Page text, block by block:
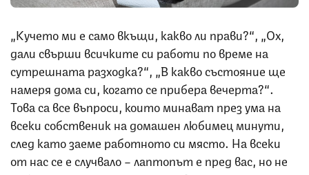
„Кучето ми е само вкъщи, какво ли прави?“, „Ох,
дали свърши всичките си работи по време на
сутрешната разходка?“, „В какво състояние ще
намеря дома си, когато се прибера вечерта?“.
Това са все въпроси, които минават през ума на
всеки собственик на домашен любимец минути,
след като заеме работното си място. На всеки
от нас се е случвало – лаптопът е пред вас, но не